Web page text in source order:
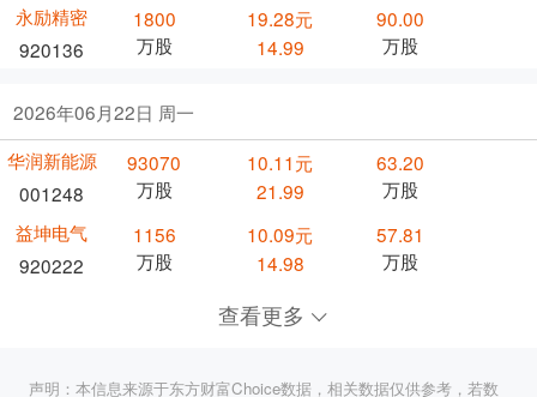
永励精密
920136
1800
万股
19.28元
14.99
90.00
万股
2026年06月22日 周一
华润新能源
001248
93070
万股
10.11元
21.99
63.20
万股
益坤电气
920222
1156
万股
10.09元
14.98
57.81
万股
查看更多
声明：本信息来源于东方财富Choice数据，相关数据仅供参考，若数